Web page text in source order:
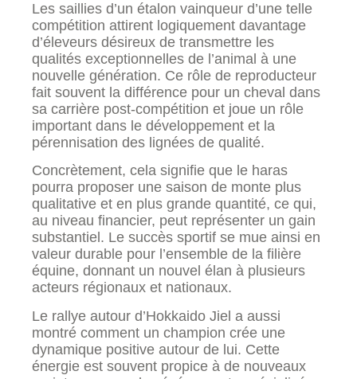
Les saillies d’un étalon vainqueur d’une telle
compétition attirent logiquement davantage
d’éleveurs désireux de transmettre les
qualités exceptionnelles de l’animal à une
nouvelle génération. Ce rôle de reproducteur
fait souvent la différence pour un cheval dans
sa carrière post-compétition et joue un rôle
important dans le développement et la
pérennisation des lignées de qualité.
Concrètement, cela signifie que le haras
pourra proposer une saison de monte plus
qualitative et en plus grande quantité, ce qui,
au niveau financier, peut représenter un gain
substantiel. Le succès sportif se mue ainsi en
valeur durable pour l’ensemble de la filière
équine, donnant un nouvel élan à plusieurs
acteurs régionaux et nationaux.
Le rallye autour d’Hokkaido Jiel a aussi
montré comment un champion crée une
dynamique positive autour de lui. Cette
énergie est souvent propice à de nouveaux